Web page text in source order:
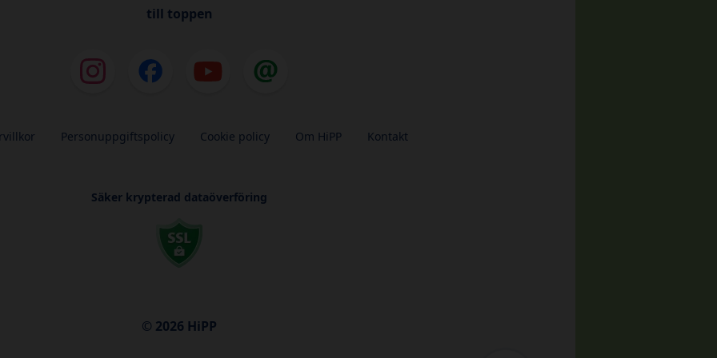
till toppen
Personuppgiftspolicy Cookie policy Om HiPP Kontakt
Säker krypterad dataöverföring
© 2026 HiPP